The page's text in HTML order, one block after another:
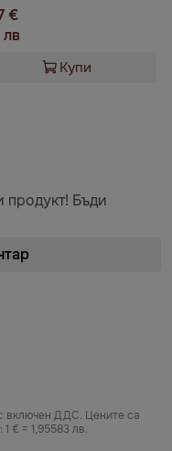
€
лв
Купи
продукт! Бъди
включен ДДС. Цените са
€ = 1,95583 лв.